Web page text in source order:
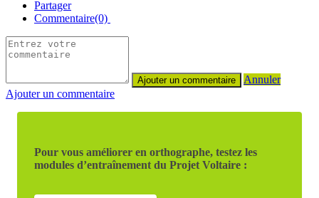
Partager
Commentaire(0)
Annuler
Ajouter un commentaire
Pour vous améliorer en orthographe, testez les
modules d’entraînement du Projet Voltaire :